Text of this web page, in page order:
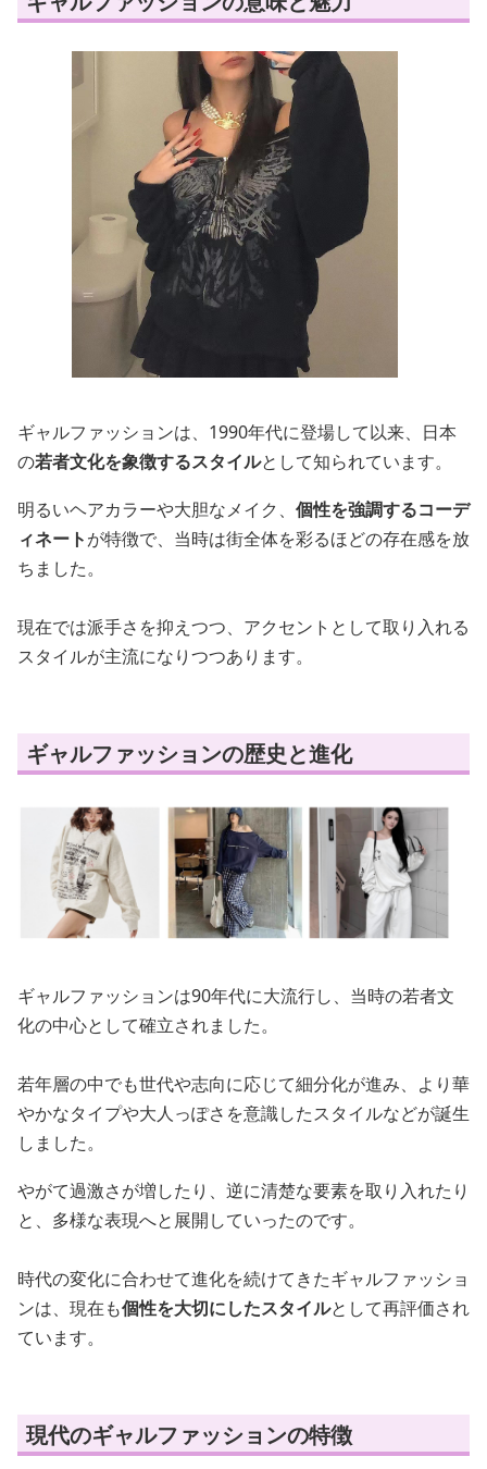
ギャルファッションは、1990年代に登場して以来、日本
の若者文化を象徴するスタイルとして知られています。
明るいヘアカラーや大胆なメイク、 個性を強調するコーデ
ィネートが特徴で、当時は街全体を彩るほどの存在感を放
ちました。
現在では派手さを抑えつつ、アクセントとして取り入れる
スタイルが主流になりつつあります。
ギャルファッションの歴史と進化
ギャルファッションは90年代に大流行し、当時の若者文
化の中心として確立されました。
若年層の中でも世代や志向に応じて細分化が進み、より華
やかなタイプや大人っぽさを意識したスタイルなどが誕生
しました。
やがて過激さが増したり、逆に清楚な要素を取り入れたり
と、多様な表現へと展開していったのです。
時代の変化に合わせて進化を続けてきたギャルファッショ
ンは、現在も個性を大切にしたスタイルとして再評価され
ています。
現代のギャルファッションの特徴